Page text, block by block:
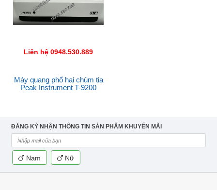
Liên hệ 0948.530.889
Máy quang phổ hai chùm tia
Peak Instrument T-9200
ĐĂNG KÝ NHẬN THÔNG TIN SẢN PHẨM KHUYẾN MÃI
Nam Nữ